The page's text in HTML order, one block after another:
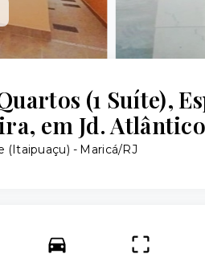
(1 Suíte),
em Jd.
(Itaipuaçu) - Maricá/RJ